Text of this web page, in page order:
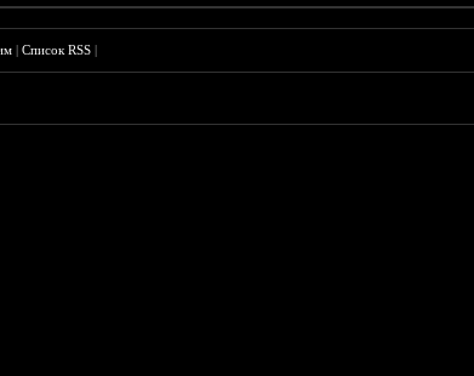
|Список RSS |